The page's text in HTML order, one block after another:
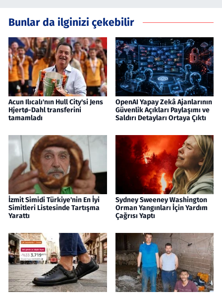
Bunlar da ilginizi çekebilir
Acun Ilıcalı'nın Hull City'si Jens
Hjertø-Dahl transferini
tamamladı
OpenAI Yapay Zekâ Ajanlarının
Güvenlik Açıkları Paylaşımı ve
Saldırı Detayları Ortaya Çıktı
İzmit Simidi Türkiye'nin En İyi
Simitleri Listesinde Tartışma
Yarattı
Sydney Sweeney Washington
Orman Yangınları İçin Yardım
Çağrısı Yaptı